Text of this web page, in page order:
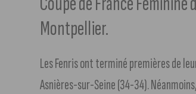
Montpellier.
Les Fenris ont terminé premières de
Asnières-sur-Seine (34-34).